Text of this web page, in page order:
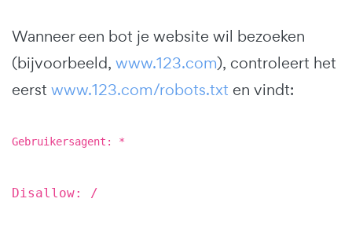
Wanneer een bot je website wil bezoeken
(bijvoorbeeld, www.123.com), controleert het
eerst www.123.com/robots.txt en vindt:
Gebruikersagent: *
Disallow: /